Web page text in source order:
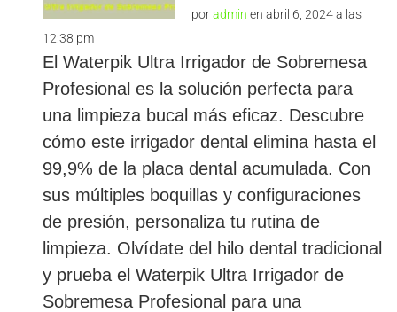
poradmin en abril 6, 2024 a las
12:38 pm
El Waterpik Ultra Irrigador de Sobremesa
Profesional es la solución perfecta para
una limpieza bucal más eficaz. Descubre
cómo este irrigador dental elimina hasta el
99,9% de la placa dental acumulada. Con
sus múltiples boquillas y configuraciones
de presión, personaliza tu rutina de
limpieza. Olvídate del hilo dental tradicional
y prueba el Waterpik Ultra Irrigador de
Sobremesa Profesional para una